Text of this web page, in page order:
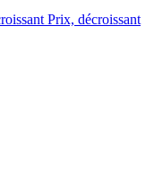
Prix, décroissant